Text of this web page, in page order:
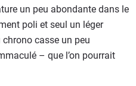
un peu abondante dans le
poli et seul un léger
casse un peu
– que l’on pourrait